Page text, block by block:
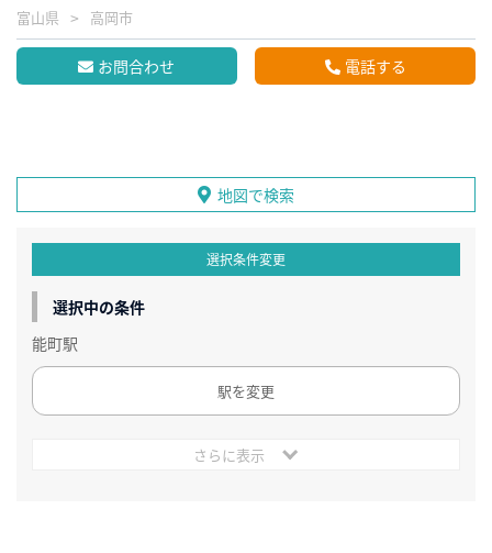
富山県 高岡市
お問合わせ 電話する
地図で検索
選択条件変更
選択中の条件
能町駅
駅を変更
さらに表示